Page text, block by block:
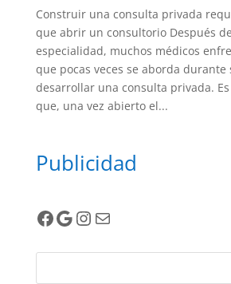
Construir una consulta privada
que abrir un consultorio Después
especialidad, muchos médicos
que pocas veces se aborda durante
desarrollar una consulta privada.
que, una vez abierto el...
Publicidad
Facebook
Google
Instagram
Correo electrónico